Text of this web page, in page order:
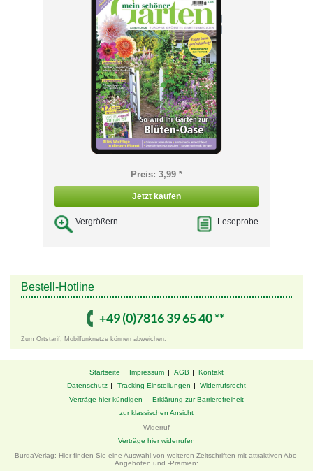
Preis: 3,99 *
Jetzt kaufen
Vergrößern Leseprobe
Bestell-Hotline
+49 ­(0)7816 ­39 ­65 ­40 ­**
Zum Ortstarif, Mobilfunknetze können abweichen.
Startseite Impressum AGB
Kontakt
Datenschutz
Tracking-Einstellungen
Widerrufsrecht
Verträge hier kündigen
Erklärung zur Barrierefreiheit
zur klassischen Ansicht
Widerruf
Verträge hier widerrufen
BurdaVerlag: Hier finden Sie eine Auswahl von weiteren Zeitschriften mit attraktiven Abo-
Angeboten und -Prämien: